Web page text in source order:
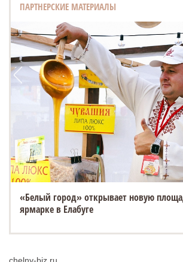
ПАРТНЕРСКИЕ МАТЕРИАЛЫ
«Белый город» открывает новую
ярмарке в Елабуге
ESTEO MX уже в ТТС: 3 экрана,
и полный привод